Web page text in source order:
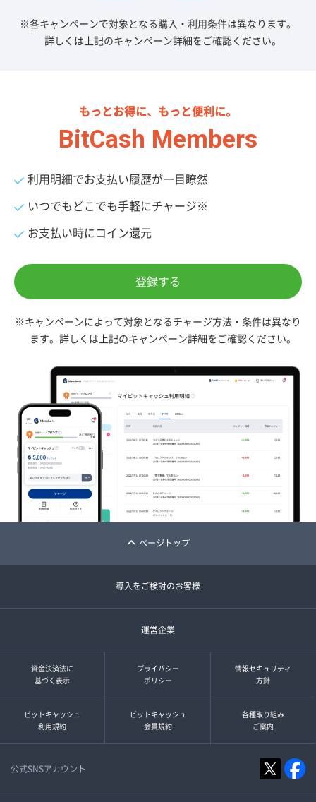
※各キャンペーンで対象となる購入・利用条件は異なります。
詳しくは上記のキャンペーン詳細をご確認ください。
もっとお得に、もっと便利に。
BitCash Members
利用明細でお支払い履歴が一目瞭然
いつでもどこでも手軽にチャージ※
お支払い時にコイン還元
登録する
※キャンペーンによって対象となるチャージ方法・条件は異なり
ます。詳しくは上記のキャンペーン詳細をご確認ください。
ページトップ
導入をご検討のお客様
運営企業
資金決済法に
基づく表示
プライバシー
ポリシー
情報セキュリティ
方針
ビットキャッシュ
利用規約
ビットキャッシュ
会員規約
各種取り組み
ご案内
公式SNSアカウント